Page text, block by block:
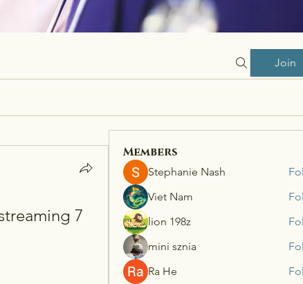
Join
7
Members
Stephanie Nash
Viet Nam
lion 198z
mini sznia
Ra He